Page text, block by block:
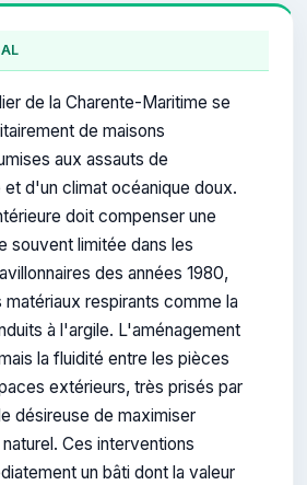
de la Charente-Maritime se
de maisons
aux assauts de
et d'un climat océanique doux.
doit compenser une
souvent limitée dans les
des années 1980,
respirants comme la
à l'argile. L'aménagement
la fluidité entre les pièces
extérieurs, très prisés par
désireuse de maximiser
Ces interventions
un bâti dont la valeur